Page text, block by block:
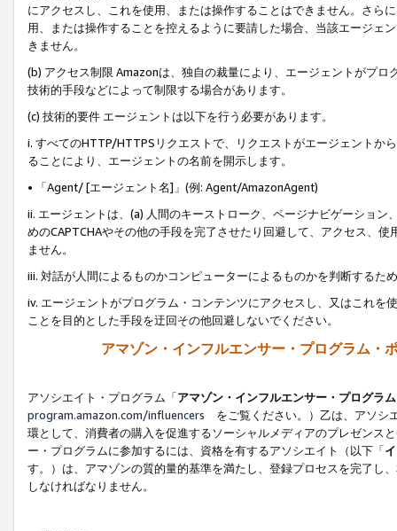
にアクセスし、これを使用、または操作することはできません。さら
用、または操作することを控えるように要請した場合、当該エージェ
きません。
(b) アクセス制限 Amazonは、独自の裁量により、エージェントがプ
技術的手段などによって制限する場合があります。
(c) 技術的要件 エージェントは以下を行う必要があります。
i. すべてのHTTP/HTTPSリクエストで、リクエストがエージェントか
ることにより、エージェントの名前を開示します。
• 「Agent/ [エージェント名]」(例: Agent/AmazonAgent)
ii. エージェントは、(a) 人間のキーストローク、ページナビゲーショ
めのCAPTCHAやその他の手段を完了させたり回避して、アクセス、
ません。
iii. 対話が人間によるものかコンピューターによるものかを判断するた
iv. エージェントがプログラム・コンテンツにアクセスし、又はこれ
ことを目的とした手段を迂回その他回避しないでください。
アマゾン・インフルエンサー・プログラム・
アソシエイト・プログラム「アマゾン・インフルエンサー・プログラム
program.amazon.com/influencers をご覧ください。）乙は、アソシ
環として、消費者の購入を促進するソーシャルメディアのプレゼンス
ー・プログラムに参加するには、資格を有するアソシエイト（以下「
す。）は、アマゾンの質的量的基準を満たし、登録プロセスを完了し、
しなければなりません。